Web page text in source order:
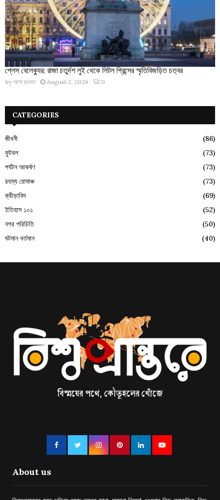
প্লেস বেলেক্যুর: রাজা চতুর্দশ লুই থেকে লিটল প্রিন্সের স্মৃতিবিজড়িত চত্বর
by আশা রহমান August 2, 2026 0
CATEGORIES
জীবনী
(86)
ফুটবল
(73)
পর্যটন আকর্ষণ
(73)
রহস্য রোমাঞ্চ
(73)
ক্রীড়াবিদ
(69)
ইতিহাস ১০১
(52)
নগর পরিচিতি
(50)
ঘটমান বর্তমান
(40)
About us